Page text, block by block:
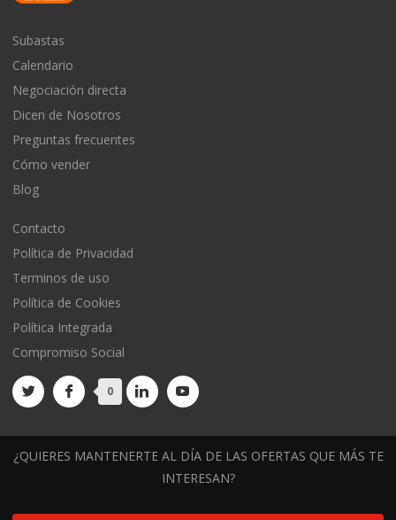
Subastas
Calendario
Negociación directa
Dicen de Nosotros
Preguntas frecuentes
Cómo vender
Blog
Contacto
Política de Privacidad
Terminos de uso
Política de Cookies
Política Integrada
Compromiso Social
0
¿QUIERES MANTENERTE AL DÍA DE LAS OFERTAS QUE MÁS TE
INTERESAN?